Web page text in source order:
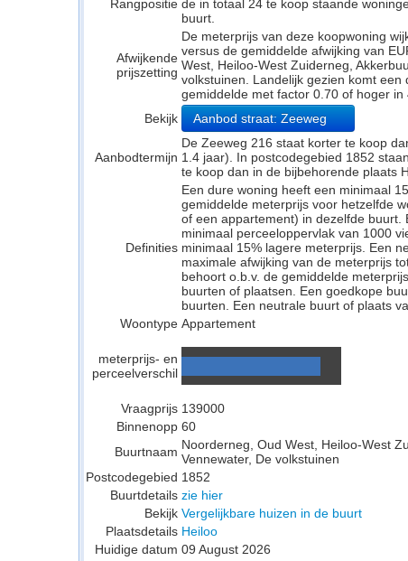
Rangpositie de in totaal 24 te koop staande
buurt.
Afwijkende
prijszetting
De meterprijs van deze koopwoning
versus de gemiddelde afwijking van
West, Heiloo-West Zuiderneg,
volkstuinen. Landelijk gezien komt een
gemiddelde met factor 0.70 of hoger in
Bekijk
Aanbod straat: Zeeweg
Aanbodtermijn
De Zeeweg 216 staat korter te koop
1.4 jaar). In postcodegebied 1852
te koop dan in de bijbehorende plaats
Definities
Een dure woning heeft een minimaal
gemiddelde meterprijs voor hetzelfde
of een appartement) in dezelfde buurt.
minimaal perceeloppervlak van 1000
minimaal 15% lagere meterprijs. Een
maximale afwijking van de meterprijs
behoort o.b.v. de gemiddelde
buurten of plaatsen. Een goedkope
buurten. Een neutrale buurt of plaats
Woontype Appartement
meterprijs- en
perceelverschil
Vraagprijs 139000
Binnenopp 60
Buurtnaam Noorderneg, Oud West, Heiloo-West
Vennewater, De volkstuinen
Postcodegebied 1852
Buurtdetails zie hier
Bekijk Vergelijkbare huizen in de buurt
Plaatsdetails Heiloo
Huidige datum 09 August 2026